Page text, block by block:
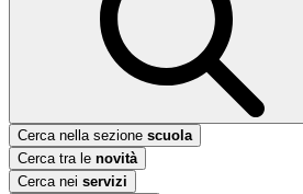
Cerca nella sezione scuola
Cerca tra le novità
Cerca nei servizi